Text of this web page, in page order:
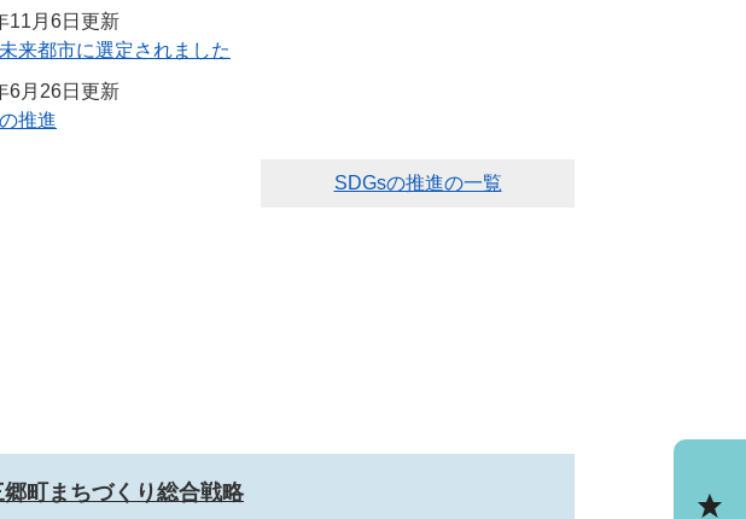
11月6日更新
来都市に選定されました
6月26日更新
推進
SDGsの推進の一覧
郷町まちづくり総合戦略